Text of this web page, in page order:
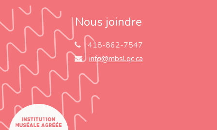
Nous joindre
418-862-7547
info@mbsl.qc.ca